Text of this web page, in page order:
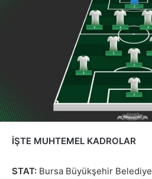
İŞTE MUHTEMEL KADROLAR
STAT: Bursa Büyükşehir Belediye